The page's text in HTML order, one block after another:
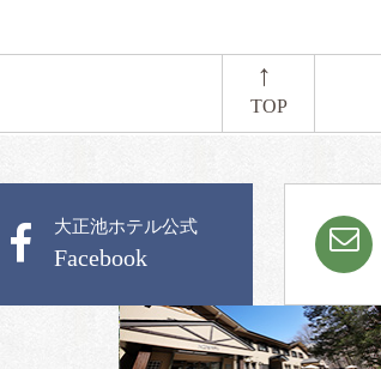
←
TOP
大正池ホテル公式
Facebook